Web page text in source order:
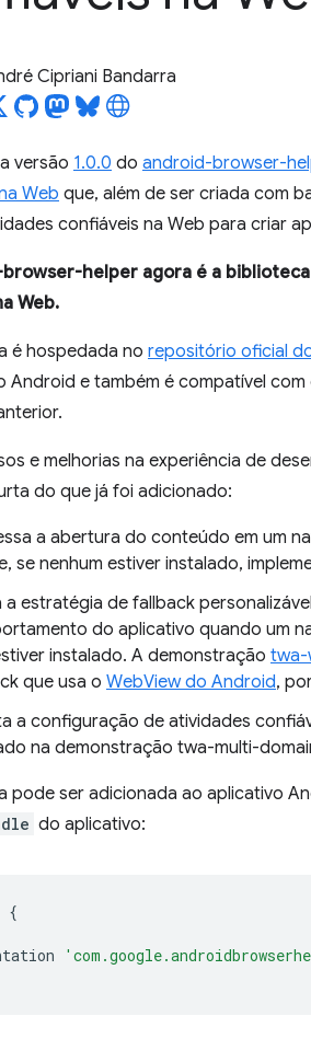
Cipriani Bandarra
versão 1.0.0 do android-browser-
Web que, além de ser criada com
confiáveis na Web para criar
helper agora é a
Web.
é hospedada no repositório oficial
Android e também é compatível com
e melhorias na experiência de
do que já foi adicionado:
a abertura do conteúdo em um
se nenhum estiver instalado,
a estratégia de fallback
do aplicativo quando um
instalado. A demonstração twa-
que usa o WebView do Android,
a configuração de atividades
na demonstração twa-multi-
pode ser adicionada ao aplicativo
do aplicativo:
{